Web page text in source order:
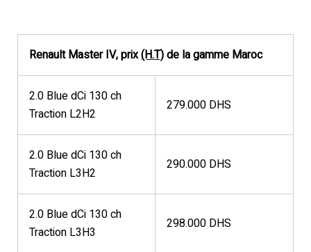
Renault Master IV, prix(H.T)de la gamme Maroc
2.0 Blue dCi 130 ch
Traction L2H2
279.000 DHS
2.0 Blue dCi 130 ch
Traction L3H2
290.000 DHS
2.0 Blue dCi 130 ch
Traction L3H3
298.000 DHS